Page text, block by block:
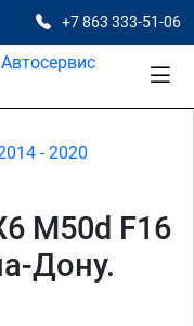
+7 863 333-51-06
- 2020
M50d F16
Дону.